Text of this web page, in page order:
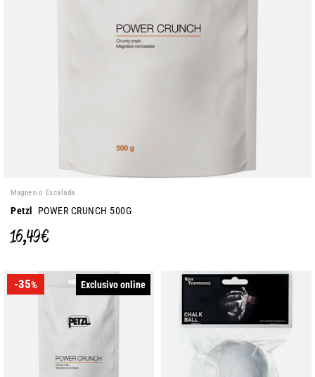
Magnesio Escalada
Petzl POWER CRUNCH 500G
16,49 €
-35% Exclusivo online